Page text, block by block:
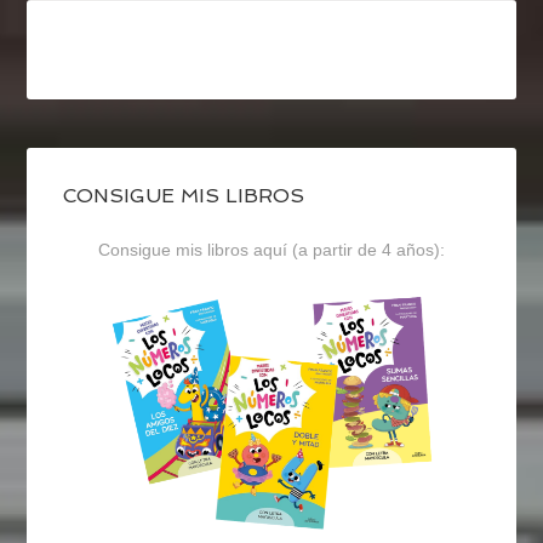
CONSIGUE MIS LIBROS
Consigue mis libros aquí (a partir de 4 años):